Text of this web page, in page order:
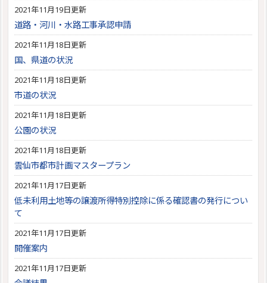
2021年11月19日更新
道路・河川・水路工事承認申請
2021年11月18日更新
国、県道の状況
2021年11月18日更新
市道の状況
2021年11月18日更新
公園の状況
2021年11月18日更新
雲仙市都市計画マスタープラン
2021年11月17日更新
低未利用土地等の譲渡所得特別控除に係る確認書の発行につい
て
2021年11月17日更新
開催案内
2021年11月17日更新